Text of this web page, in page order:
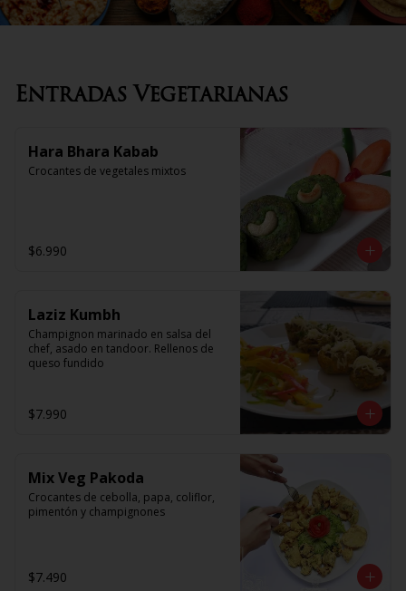
Entradas Vegetarianas
Hara Bhara Kabab
Crocantes de vegetales mixtos
$6.990
Laziz Kumbh
Champignon marinado en salsa del
chef, asado en tandoor. Rellenos de
queso fundido
$7.990
Mix Veg Pakoda
Crocantes de cebolla, papa, coliflor,
pimentón y champignones
$7.490